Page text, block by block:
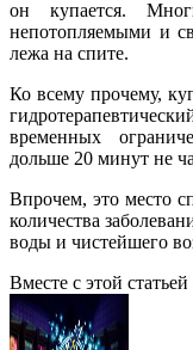
он купается.
непотопляемыми и
лежа на спите.
Ко всему прочему,
временных
дольше 20 минут не
Впрочем, это место
количества
воды и чистейшего
Вместе с этой